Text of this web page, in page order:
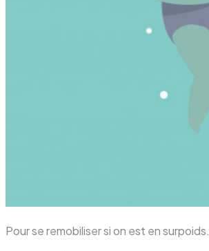
Pour se remobiliser si on est en surpoids.